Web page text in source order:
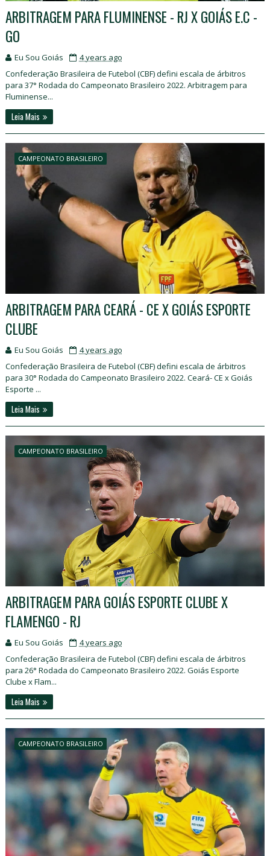
ARBITRAGEM PARA FLUMINENSE - RJ X GOIÁS E.C -
GO
Eu Sou Goiás
4 years ago
Confederação Brasileira de Futebol (CBF) defini escala de árbitros
para 37° Rodada do Campeonato Brasileiro 2022. Arbitragem para
Fluminense...
Leia Mais
CAMPEONATO BRASILEIRO
ARBITRAGEM PARA CEARÁ - CE X GOIÁS ESPORTE
CLUBE
Eu Sou Goiás
4 years ago
Confederação Brasileira de Futebol (CBF) defini escala de árbitros
para 30° Rodada do Campeonato Brasileiro 2022. Ceará- CE x Goiás
Esporte ...
Leia Mais
CAMPEONATO BRASILEIRO
ARBITRAGEM PARA GOIÁS ESPORTE CLUBE X
FLAMENGO - RJ
Eu Sou Goiás
4 years ago
Confederação Brasileira de Futebol (CBF) defini escala de árbitros
para 26° Rodada do Campeonato Brasileiro 2022. Goiás Esporte
Clube x Flam...
Leia Mais
CAMPEONATO BRASILEIRO